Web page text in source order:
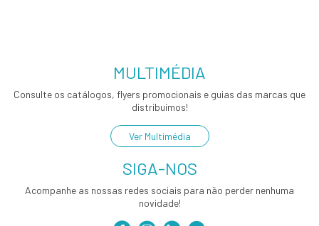
MULTIMÉDIA
Consulte os catálogos, flyers promocionais e guias das marcas que
distribuímos!
Ver Multimédia
SIGA-NOS
Acompanhe as nossas redes sociais para não perder nenhuma
novidade!